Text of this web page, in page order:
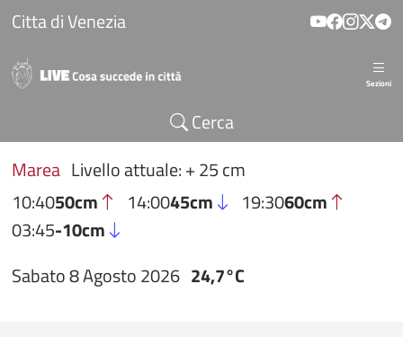
Salta al contenuto principale
Citta di Venezia
Sezioni
Cerca
Marea Livello attuale: + 25 cm
10:4050cm 14:0045cm 19:3060cm
03:45-10cm
Sabato 8 Agosto 2026 24,7°C